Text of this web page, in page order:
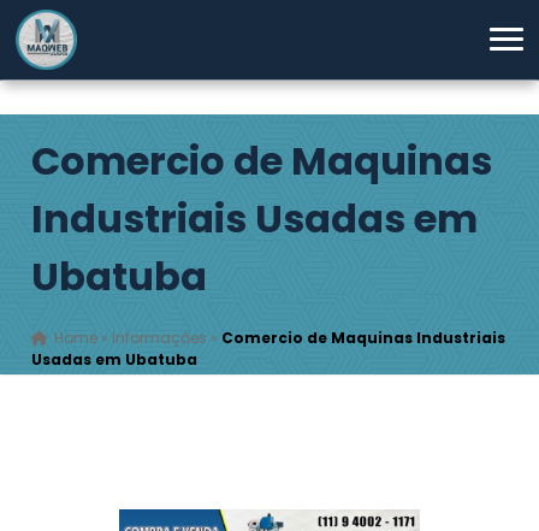
Comercio de Maquinas
Industriais Usadas em
Ubatuba
Home » Informações » Comercio de Maquinas Industriais
Usadas em Ubatuba